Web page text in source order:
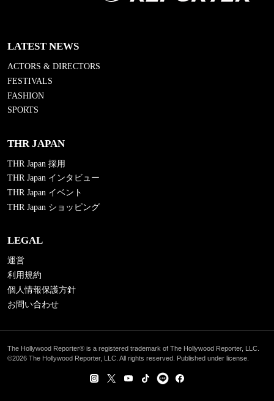
LATEST NEWS
ACTORS & DIRECTORS
FESTIVALS
FASHION
SPORTS
THR JAPAN
THR Japan 採用
THR Japan インタビュー
THR Japan イベント
THR Japan ショッピング
LEGAL
運営
利用規約
個人情報保護方針
お問い合わせ
The Hollywood Reporter® is a registered trademark of The Hollywood Reporter, LLC.
©2026 The Hollywood Reporter, LLC. All rights reserved. Published under license.